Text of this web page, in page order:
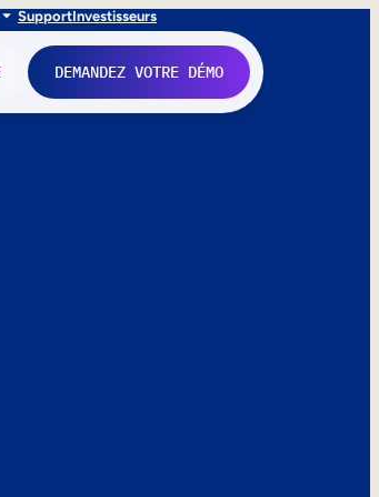
SupportInvestisseurs
DEMANDEZ VOTRE DÉMO